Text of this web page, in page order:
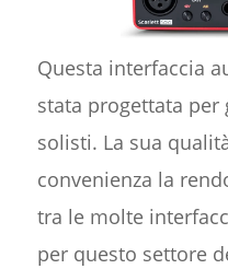
Questa interfaccia
stata progettata
solisti. La sua
convenienza la
tra le molte
per questo settore